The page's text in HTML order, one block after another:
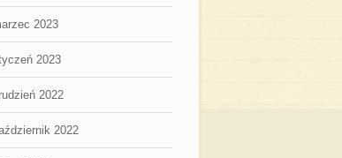
2023
2023
2022
2022